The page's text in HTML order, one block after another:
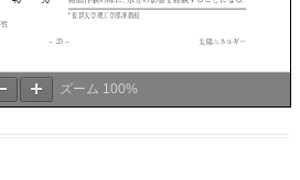
ズーム 100%